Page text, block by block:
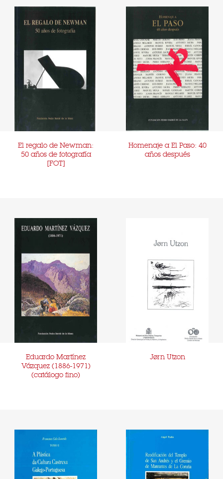
El regalo de Newman:
50 años de fotografía
[FOT]
Homenaje a El Paso: 40
años después
Eduardo Martínez
Vázquez (1886-1971)
(catálogo fino)
Jørn Utzon